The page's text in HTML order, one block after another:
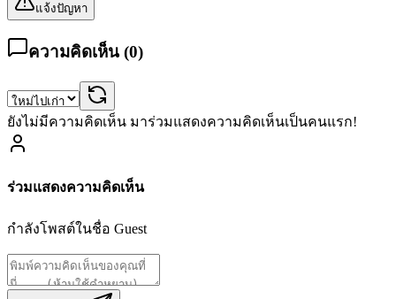
แจ้งปัญหา
ความคิดเห็น (0)
ยังไม่มีความคิดเห็น มาร่วมแสดงความคิดเห็นเป็นคนแรก!
ร่วมแสดงความคิดเห็น
กำลังโพสต์ในชื่อ Guest